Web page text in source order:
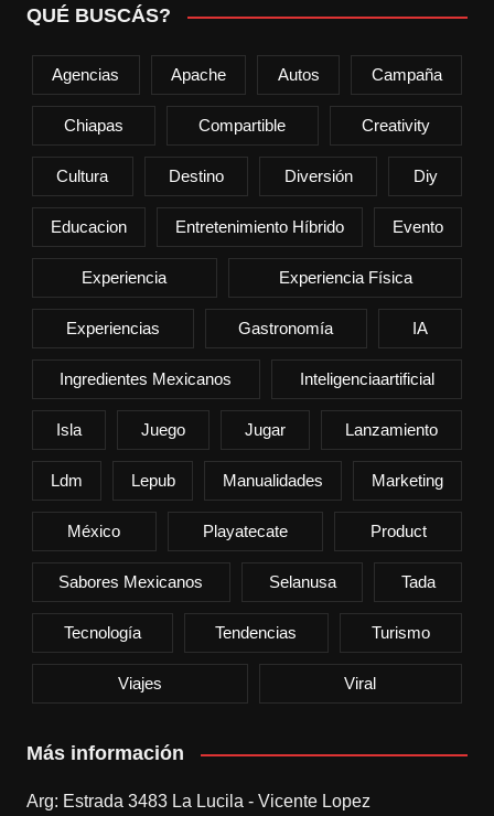
QUÉ BUSCÁS?
Agencias Apache Autos Campaña
Chiapas Compartible Creativity
Cultura Destino Diversión Diy
Educacion Entretenimiento Híbrido Evento
Experiencia Experiencia Física
Experiencias Gastronomía IA
Ingredientes Mexicanos Inteligenciaartificial
Isla Juego Jugar Lanzamiento
Ldm Lepub Manualidades Marketing
México Playatecate Product
Sabores Mexicanos Selanusa Tada
Tecnología Tendencias Turismo
Viajes Viral
Más información
Arg: Estrada 3483 La Lucila - Vicente Lopez